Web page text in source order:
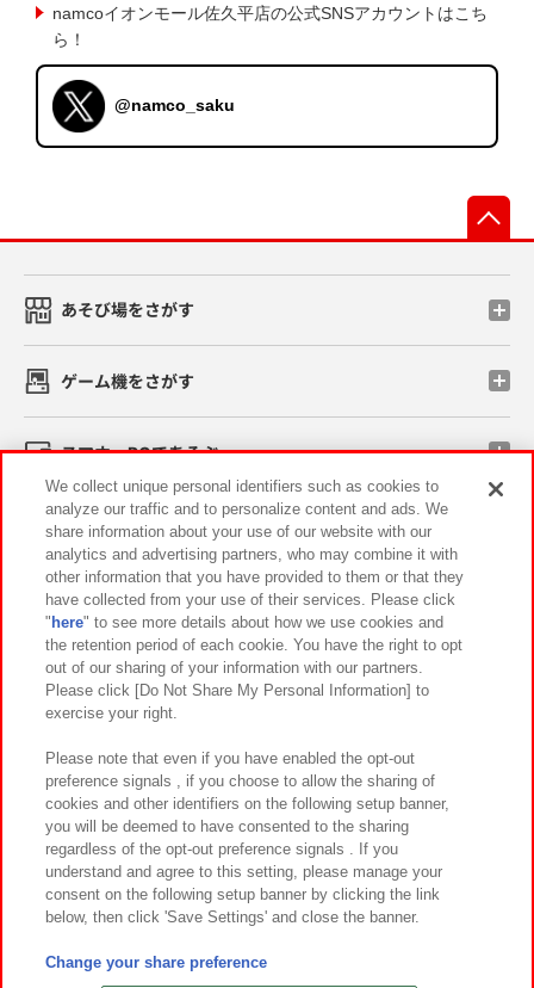
namcoイオンモール佐久平店の公式SNSアカウントはこち
ら！
@namco_saku
あそび場をさがす
ゲーム機をさがす
スマホ・PCであそぶ
イベント・キャンペーン
関連会社 サステナビリティ サイトポリシー
プライバシーポリシー ウェブアクセシビリティ方針と検証結果
お取引先さまとともに
カスタマーハラスメント対応方針 よくあるご質問・お問い合わせ
©Bandai Namco Amusement Inc.
©Bandai Namco Amusement Lab Inc.
We collect unique personal identifiers such as cookies to
analyze our traffic and to personalize content and ads. We
share information about your use of our website with our
analytics and advertising partners, who may combine it with
other information that you have provided to them or that they
have collected from your use of their services. Please click
" here" to see more details about how we use cookies and
the retention period of each cookie. You have the right to opt
out of our sharing of your information with our partners.
Please click [Do Not Share My Personal Information] to
exercise your right.
Please note that even if you have enabled the opt-out
preference signals , if you choose to allow the sharing of
cookies and other identifiers on the following setup banner,
you will be deemed to have consented to the sharing
regardless of the opt-out preference signals . If you
understand and agree to this setting, please manage your
consent on the following setup banner by clicking the link
below, then click 'Save Settings' and close the banner.
Change your share preference